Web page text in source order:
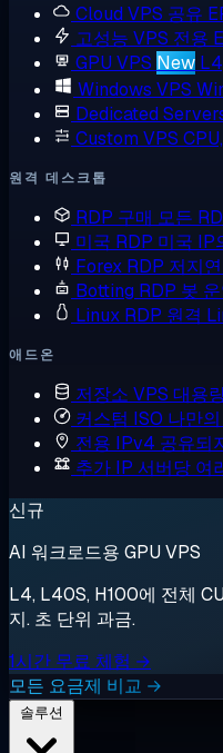
Cloud VPS 공유
고성능 VPS 전용
GPU VPS New
Windows VPS
Dedicated
Custom VPS
원격 데스크톱
RDP 구매 모든
미국 RDP 미국 IP
Forex RDP 저지
Botting RDP 봇
Linux RDP 원격
애드온
저장소 VPS 대용
커스텀 ISO 나만
전용 IPv4 공유되
추가 IP 서버당 여
신규
AI 워크로드용 GPU VPS
L4, L40S, H100에 전체
지. 초 단위 과금.
1시간 무료 체험 →
모든 요금제 비교 →